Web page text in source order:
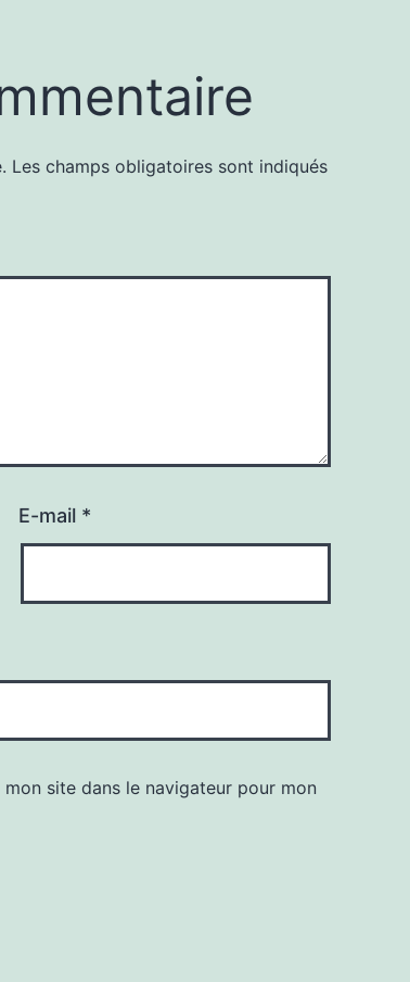
Les champs obligatoires sont indiqués
E-mail *
site dans le navigateur pour mon